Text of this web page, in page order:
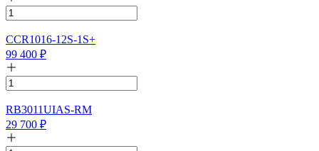
CCR1016-12S-1S+
99 400 ₽
RB3011UIAS-RM
29 700 ₽